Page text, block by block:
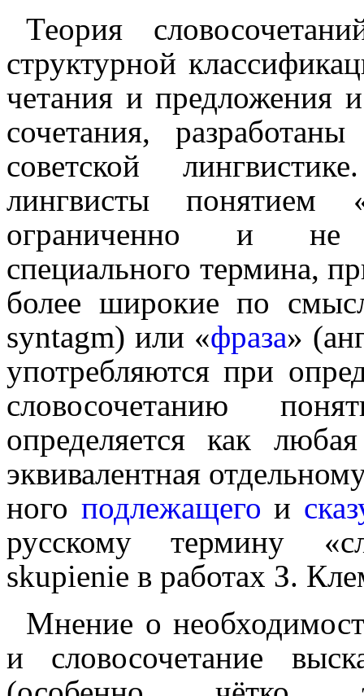
Теория
структурной
че­та­ния и предложения
со­че­та­ния,
советской
лингвисты понятием
ограниченно и не
специального термина,
более широкие по
syntagm) или «фраза»
употребляются при
слово­со­че­та­нию
определяется как
экви­ва­лент­ная
но­го подлежащего и
русскому термину
skupienie в работах З.
Мнение о
и слово­со­че­та­ние